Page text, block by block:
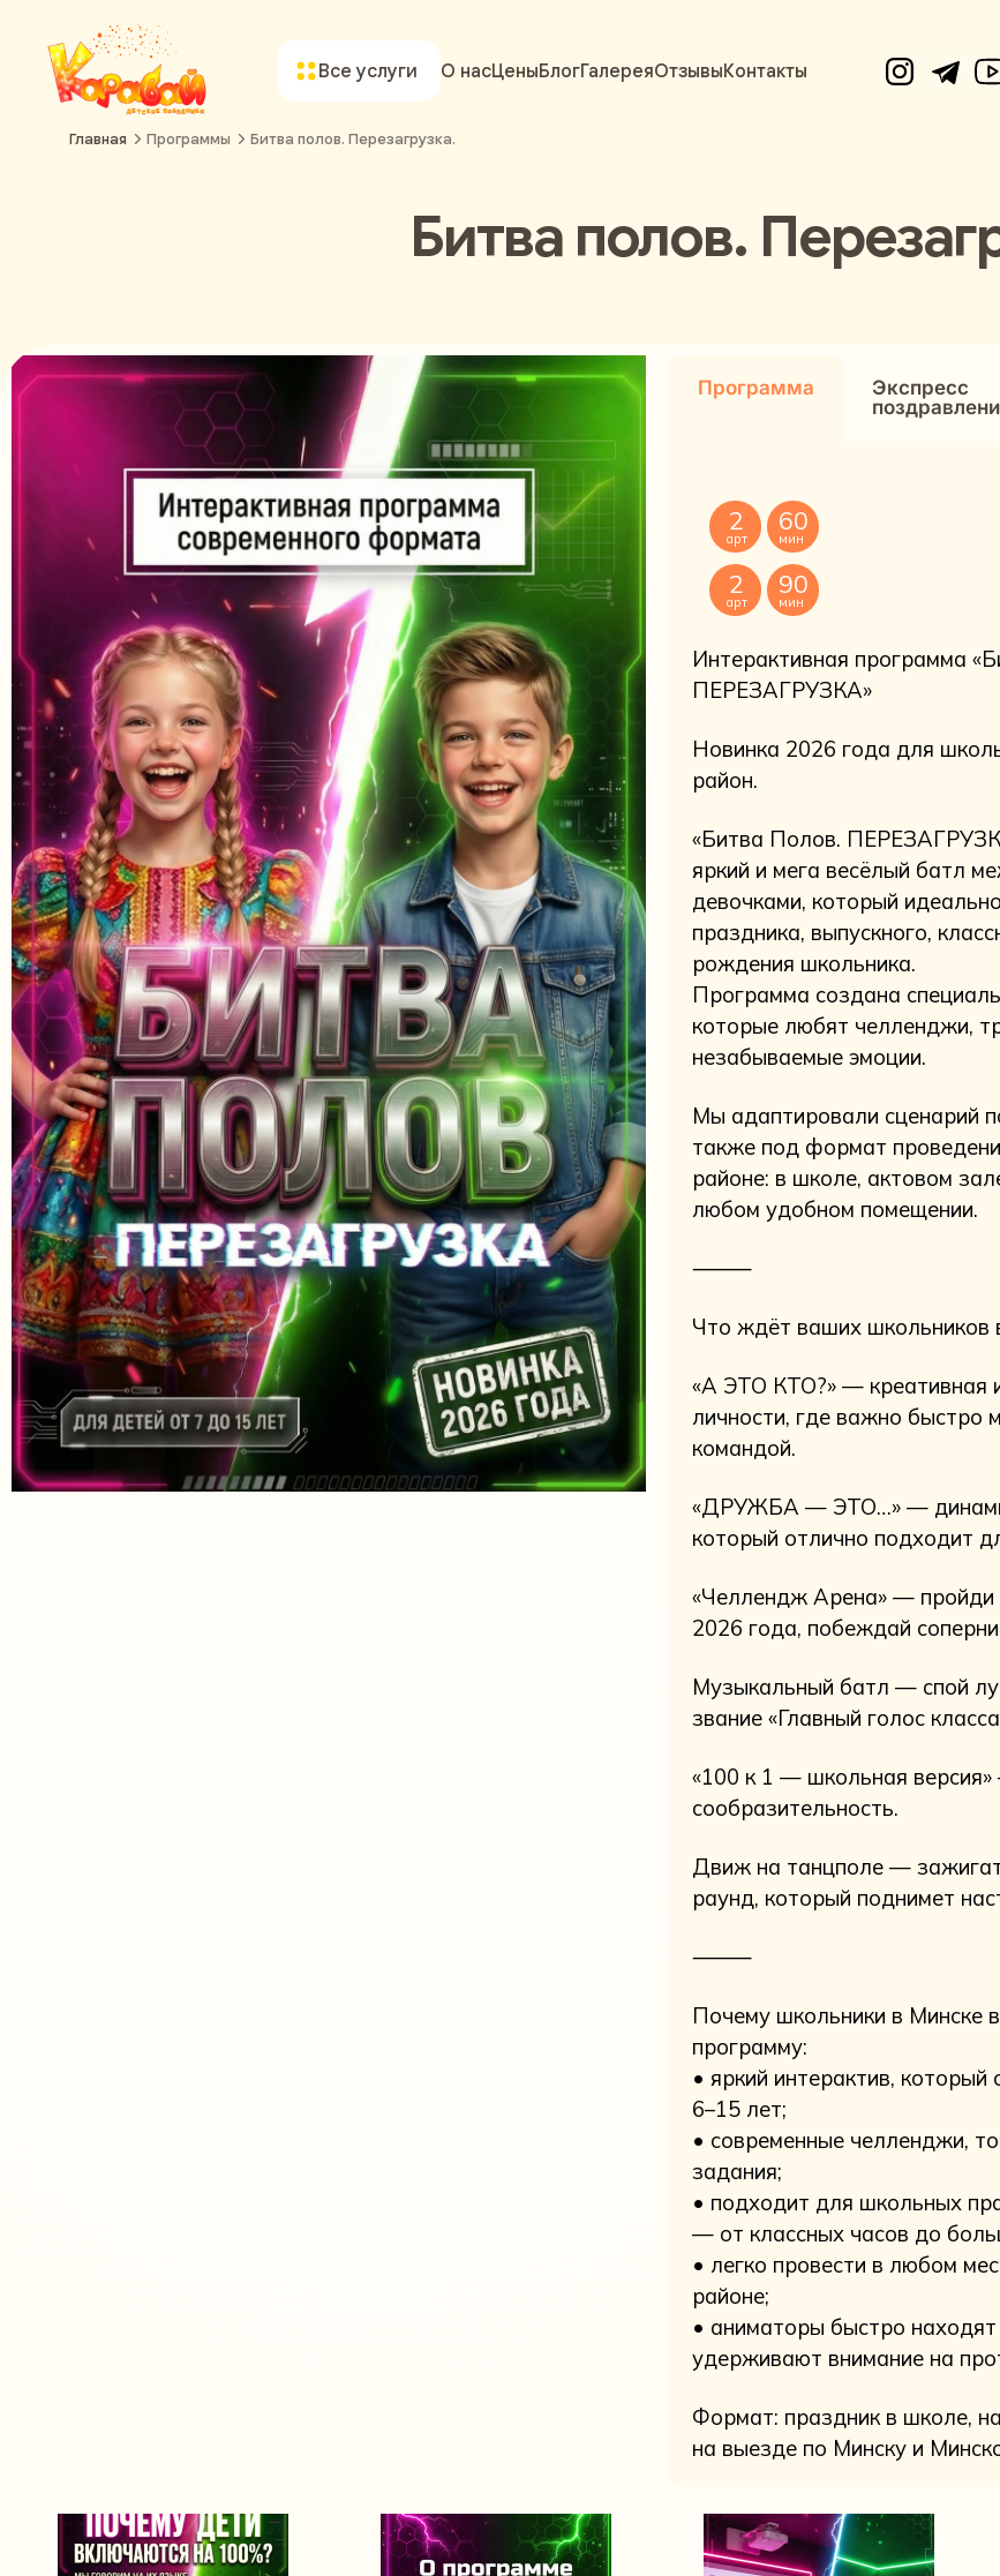
Все услуги О насЦеныБлогГалереяОтзывыКонтакты
Главная Программы Битва полов. Перезагрузка.
Битва полов.
Программа
Экспресс
2
арт
60
мин
2
арт
90
мин
Интерактивная программа
ПЕРЕЗАГРУЗКА»
Новинка 2026 года для
район.
«Битва Полов.
яркий и мега весёлый батл
девочками, который
праздника, выпускного,
рождения школьника.
Программа создана
которые любят челленджи,
незабываемые эмоции.
Мы адаптировали сценарий
также под формат
районе: в школе, актовом
любом удобном помещении.
⸻
Что ждёт ваших школьников
«А ЭТО КТО?» — креативная
личности, где важно быстро
командой.
«ДРУЖБА — ЭТО…» —
который отлично подходит
«Челлендж Арена» — пройди
2026 года, побеждай
Музыкальный батл — спой
звание «Главный голос
«100 к 1 — школьная
сообразительность.
Движ на танцполе —
раунд, который поднимет
⸻
Почему школьники в Минске
программу:
• яркий интерактив,
6–15 лет;
• современные челленджи,
задания;
• подходит для школьных
— от классных часов до
• легко провести в любом
районе;
• аниматоры быстро
удерживают внимание на
Формат: праздник в школе,
на выезде по Минску и